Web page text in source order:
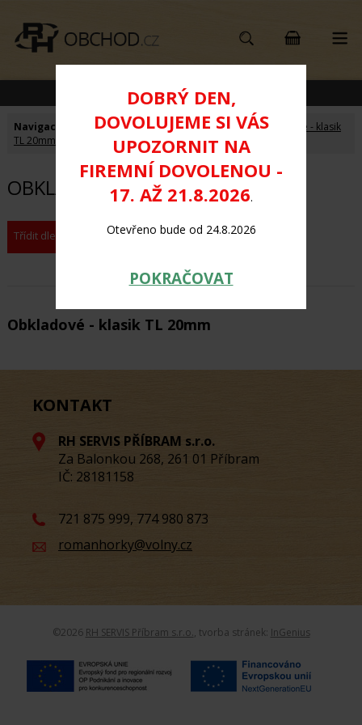
DOBRÝ DEN,
DOVOLUJEME SI VÁS
UPOZORNIT NA
FIREMNÍ DOVOLENOU -
17. AŽ 21.8.2026.
Otevřeno bude od 24.8.2026
POKRAČOVAT
KATEGORIE PRODUKTŮ
Navigace: >DŘEVĚNÉ PALUBKY - obkladové >Obkladové - klasik
TL 20mm
OBKLADOVÉ - KLASIK TL 20MM
Třídit dle: VzestupněSestupně
Obkladové - klasik TL 20mm
KONTAKT
RH SERVIS PŘÍBRAM s.r.o.
Za Balonkou 268, 261 01 Příbram
IČ: 28181158
721 875 999, 774 980 873
romanhorky@volny.cz
©2026 RH SERVIS Příbram s.r.o., tvorba stránek: InGenius